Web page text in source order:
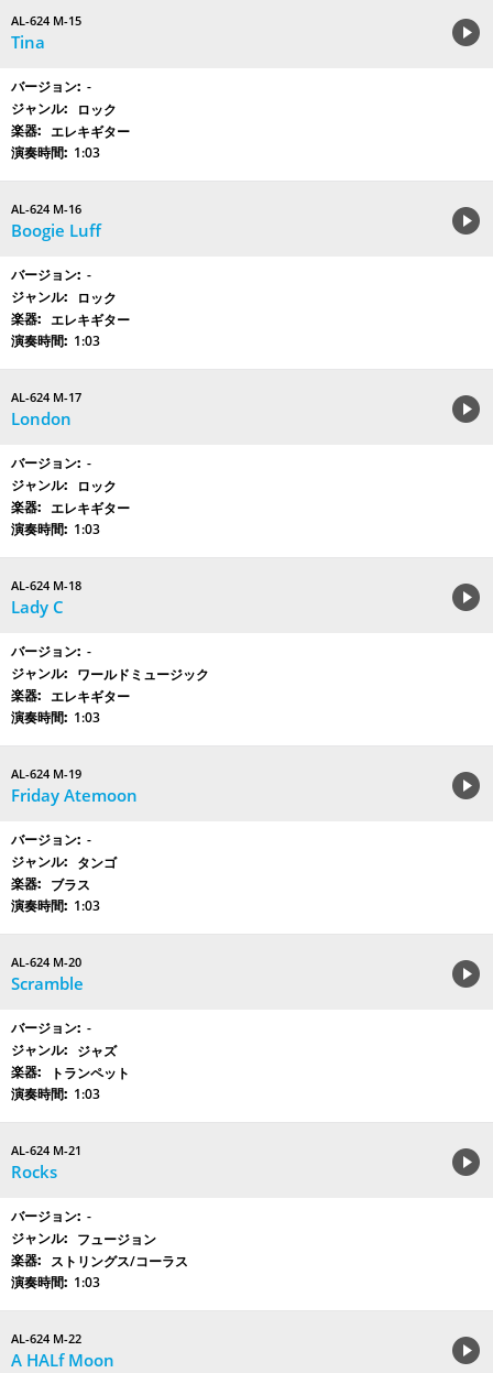
AL-624 M-15
Tina
-
ロック
エレキギター
1:03
AL-624 M-16
Boogie Luff
-
ロック
エレキギター
1:03
AL-624 M-17
London
-
ロック
エレキギター
1:03
AL-624 M-18
Lady C
-
ワールドミュージック
エレキギター
1:03
AL-624 M-19
Friday Atemoon
-
タンゴ
ブラス
1:03
AL-624 M-20
Scramble
-
ジャズ
トランペット
1:03
AL-624 M-21
Rocks
-
フュージョン
ストリングス/コーラス
1:03
AL-624 M-22
A HALf Moon